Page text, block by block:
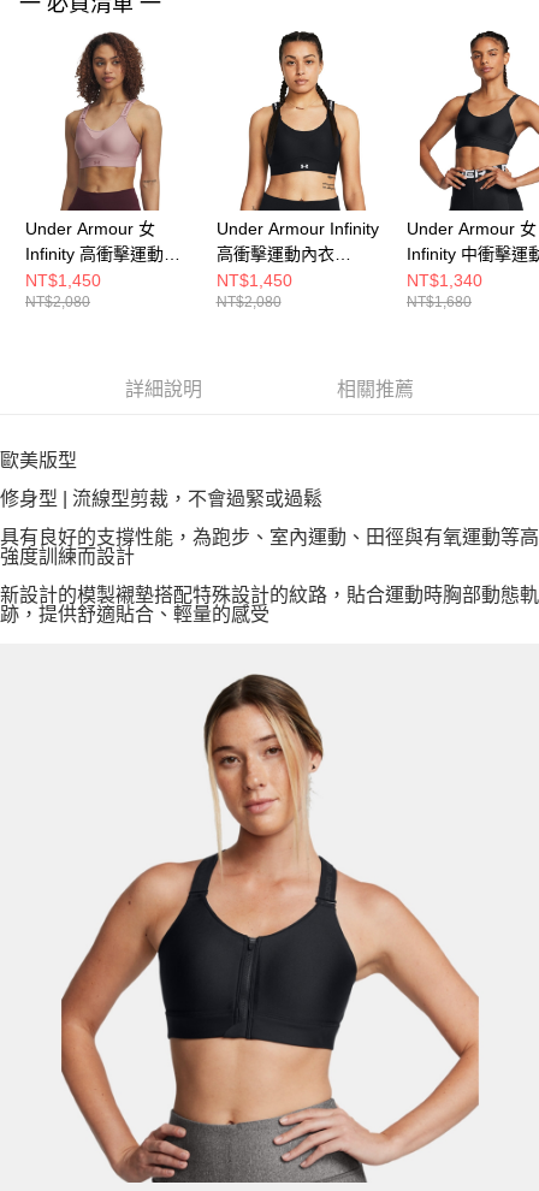
４．使用「AFTEE先享後付」時，將依據個別帳號之用戶狀況，依本公司即
時審查核予不同之上限額度；若仍有額度不足之情形，本公司將視審查結果
請求用戶進行身份認證。
５．嚴禁一人註冊多個帳號或使用他人資訊註冊。若發現惡意使用之情形，
恩沛科技股份有限公司將有權停止該用戶之使用額度並採取法律行動。
Under Armour 女
Infinity 高衝擊運動內
衣 1384112-673
NT$1,450
NT$2,080
Under Armour Infinity
高衝擊運動內衣
1384112-001
NT$1,450
NT$2,080
Under Armour 女
Infinity 中衝擊運
衣 1384123-002
NT$1,340
NT$1,680
詳細說明 相關推薦
歐美版型
修身型 | 流線型剪裁，不會過緊或過鬆
具有良好的支撐性能，為跑步、室內運動、田徑與有氧運動等高
強度訓練而設計
新設計的模製襯墊搭配特殊設計的紋路，貼合運動時胸部動態軌
跡，提供舒適貼合、輕量的感受